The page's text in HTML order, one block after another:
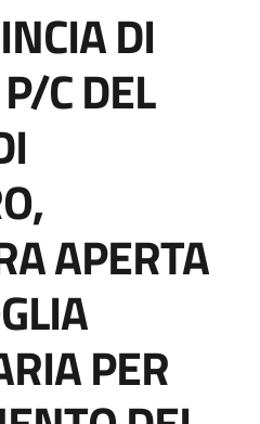
DI
C DEL
APERTA
PER